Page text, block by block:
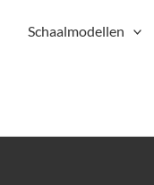
Schaalmodellen